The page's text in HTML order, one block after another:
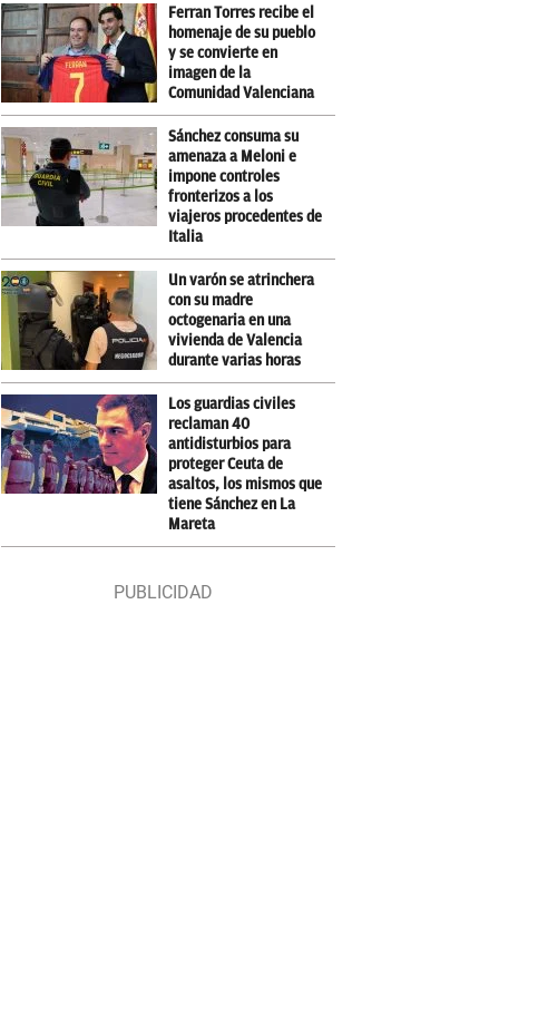
Ferran Torres recibe el
homenaje de su pueblo
y se convierte en
imagen de la
Comunidad Valenciana
Sánchez consuma su
amenaza a Meloni e
impone controles
fronterizos a los
viajeros procedentes de
Italia
Un varón se atrinchera
con su madre
octogenaria en una
vivienda de Valencia
durante varias horas
Los guardias civiles
reclaman 40
antidisturbios para
proteger Ceuta de
asaltos, los mismos que
tiene Sánchez en La
Mareta